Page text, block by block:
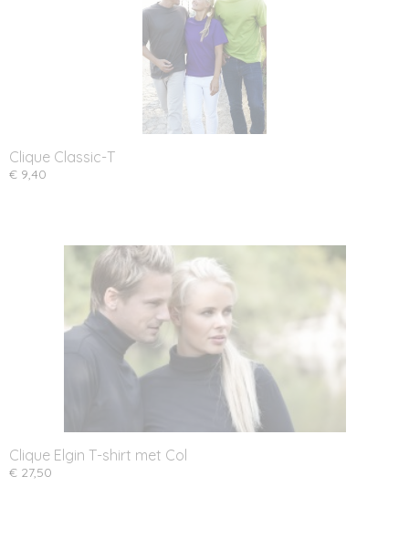
Clique Classic-T
€ 9,40
Clique Elgin T-shirt met Col
€ 27,50